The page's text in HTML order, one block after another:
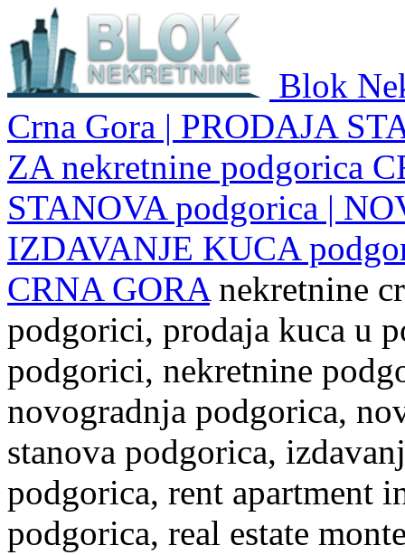
Blok
Crna Gora | PRODAJA
ZA nekretnine podgorica
STANOVA podgorica |
IZDAVANJE KUCA
CRNA GORA nekretnine
podgorici, prodaja kuca u
podgorici, nekretnine
novogradnja podgorica,
stanova podgorica,
podgorica, rent apartment
podgorica, real estate